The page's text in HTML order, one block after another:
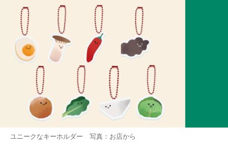
ユニークなキーホルダー 写真：お店から